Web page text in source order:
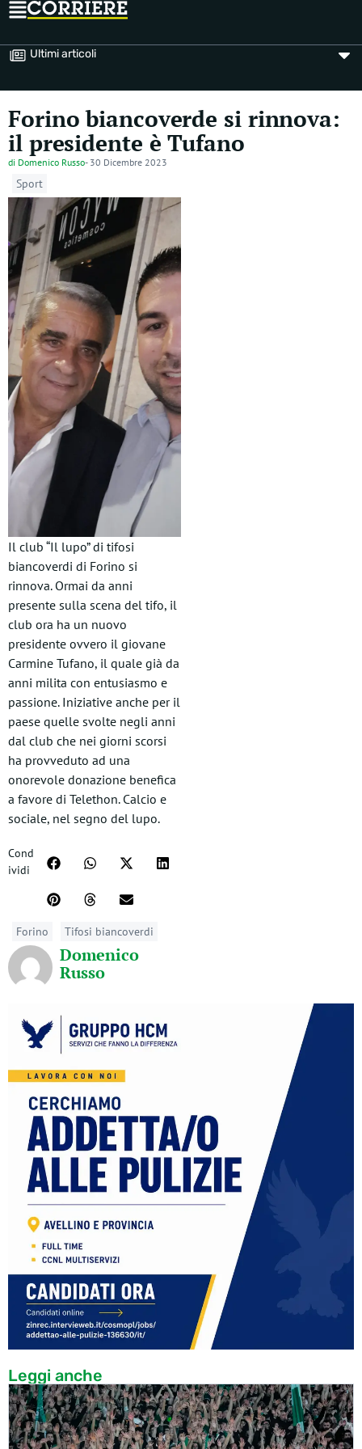
Ultimi articoli
Forino biancoverde si rinnova:
il presidente è Tufano
di Domenico Russo- 30 Dicembre 2023
Sport
Il club “Il lupo” di tifosi
biancoverdi di Forino si
rinnova. Ormai da anni
presente sulla scena del tifo, il
club ora ha un nuovo
presidente ovvero il giovane
Carmine Tufano, il quale già da
anni milita con entusiasmo e
passione. Iniziative anche per il
paese quelle svolte negli anni
dal club che nei giorni scorsi
ha provveduto ad una
onorevole donazione benefica
a favore di Telethon. Calcio e
sociale, nel segno del lupo.
Cond
ividi
Forino Tifosi biancoverdi
Domenico
Russo
Leggi anche